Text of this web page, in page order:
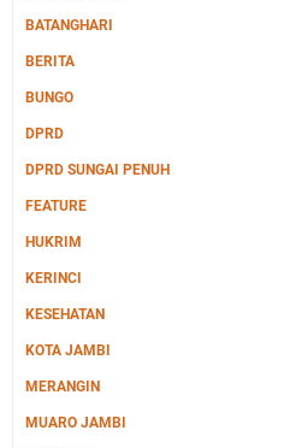
BATANGHARI
BERITA
BUNGO
DPRD
DPRD SUNGAI PENUH
FEATURE
HUKRIM
KERINCI
KESEHATAN
KOTA JAMBI
MERANGIN
MUARO JAMBI